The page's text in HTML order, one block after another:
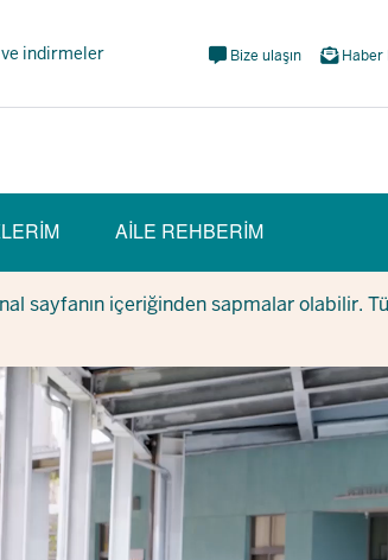
indirmeler
Meta
Social
Bize ulaşın Haber
AILE REHBERIM
sayfanın içeriğinden sapmalar olabilir.